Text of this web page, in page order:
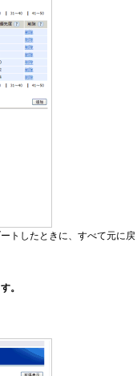
トしたときに、すべて元に戻
。